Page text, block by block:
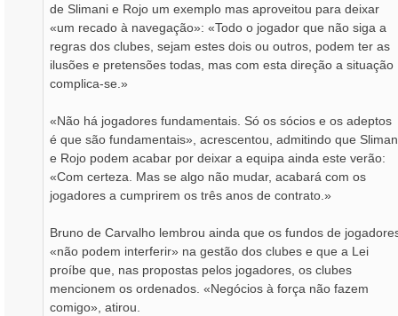
de Slimani e Rojo um exemplo mas aproveitou para deixar
«um recado à navegação»: «Todo o jogador que não siga a
regras dos clubes, sejam estes dois ou outros, podem ter as
ilusões e pretensões todas, mas com esta direção a situação
complica-se.»
«Não há jogadores fundamentais. Só os sócios e os adeptos
é que são fundamentais», acrescentou, admitindo que
e Rojo podem acabar por deixar a equipa ainda este verão:
«Com certeza. Mas se algo não mudar, acabará com os
jogadores a cumprirem os três anos de contrato.»
Bruno de Carvalho lembrou ainda que os fundos de
«não podem interferir» na gestão dos clubes e que a Lei
proíbe que, nas propostas pelos jogadores, os clubes
mencionem os ordenados. «Negócios à força não fazem
comigo», atirou.